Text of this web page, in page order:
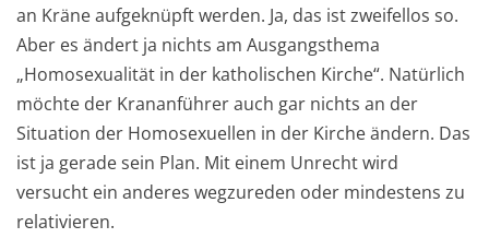
an Kräne aufgeknüpft werden. Ja, das ist zweifellos so.
Aber es ändert ja nichts am Ausgangsthema
„Homosexualität in der katholischen Kirche“. Natürlich
möchte der Krananführer auch gar nichts an der
Situation der Homosexuellen in der Kirche ändern. Das
ist ja gerade sein Plan. Mit einem Unrecht wird
versucht ein anderes wegzureden oder mindestens zu
relativieren.